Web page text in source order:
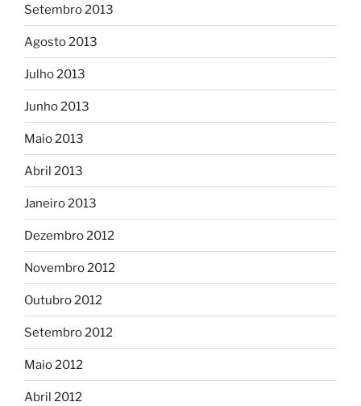
Setembro 2013
Agosto 2013
Julho 2013
Junho 2013
Maio 2013
Abril 2013
Janeiro 2013
Dezembro 2012
Novembro 2012
Outubro 2012
Setembro 2012
Maio 2012
Abril 2012